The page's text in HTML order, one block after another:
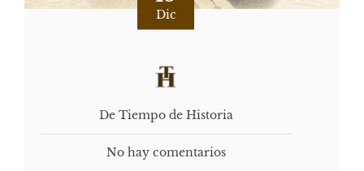
Dic
De Tiempo de Historia
No hay comentarios